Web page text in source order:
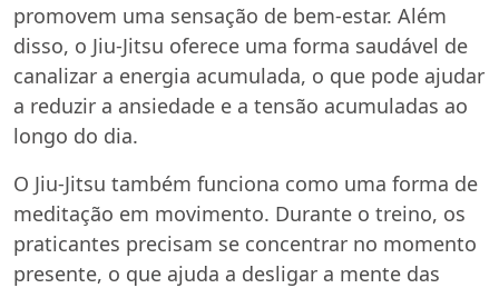
promovem uma sensação de bem-estar. Além
disso, o Jiu-Jitsu oferece uma forma saudável de
canalizar a energia acumulada, o que pode ajudar
a reduzir a ansiedade e a tensão acumuladas ao
longo do dia.
O Jiu-Jitsu também funciona como uma forma de
meditação em movimento. Durante o treino, os
praticantes precisam se concentrar no momento
presente, o que ajuda a desligar a mente das